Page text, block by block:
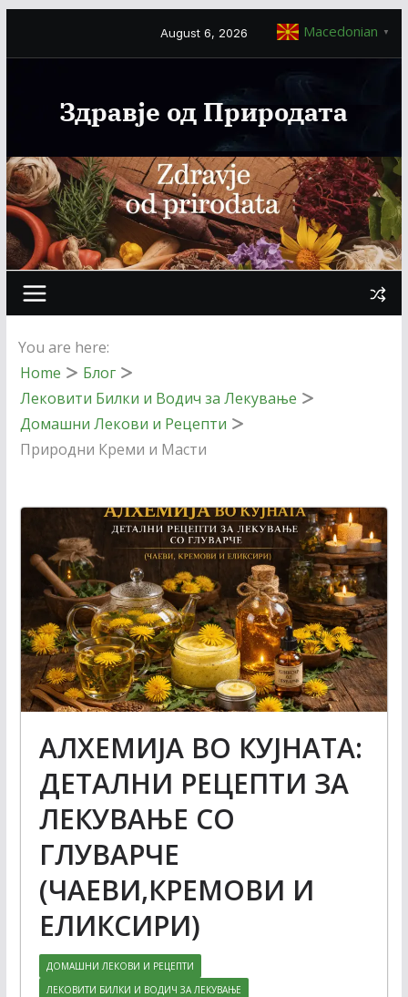
August 6, 2026
Здравје од Природата
You are here:
Home
Блог
Лековити Билки и Водич за Лекување
Домашни Лекови и Рецепти
Природни Креми и Масти
АЛХЕМИЈА ВО КУЈНАТА:
ДЕТАЛНИ РЕЦЕПТИ ЗА
ЛЕКУВАЊЕ СО
ГЛУВАРЧЕ
(ЧАЕВИ,КРЕМОВИ И
ЕЛИКСИРИ)
ДОМАШНИ ЛЕКОВИ И РЕЦЕПТИ
ЛЕКОВИТИ БИЛКИ И ВОДИЧ ЗА ЛЕКУВАЊЕ
Macedonian ▼